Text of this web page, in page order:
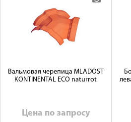
Вальмовая черепица MLADOST
KONTINENTAL ECO naturrot
Цена по запросу